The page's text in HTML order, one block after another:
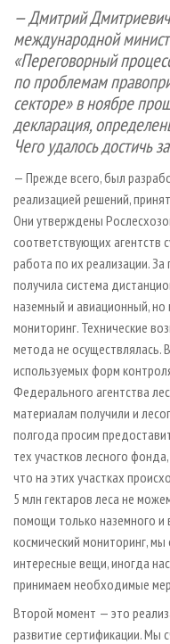
— Дмитрий
международной
«Переговорный
по проблемам
секторе» в ноябре
декларация,
Чего удалось достичь
— Прежде всего, был
реализацией решений,
Они утверждены
соответствующих агентств
работа по их реализации.
получила система
наземный и авиационный, но
мониторинг. Технические
метода не осуществлялась.
используемых форм
Федерального агентства
материалам получили и
полгода просим
тех участков лесного
что на этих участках
5 млн гектаров леса не
помощи только наземного и
космический мониторинг,
интересные вещи, иногда
принимаем необходимые
Второй момент — это
развитие сертификации. Мы